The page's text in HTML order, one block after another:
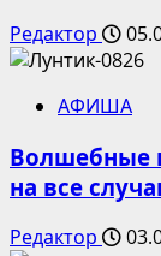
Редактор
АФИША
Волшебные
на все
Редактор